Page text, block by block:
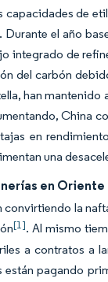
capacidades de
el año
integrado de
del carbón
han mantenido
China
en
una
en Oriente
la
[1]. Al mismo
a contratos a
pagando